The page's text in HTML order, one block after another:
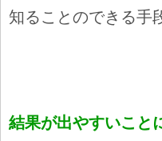
知ることのできる手
結果が出やすいこと